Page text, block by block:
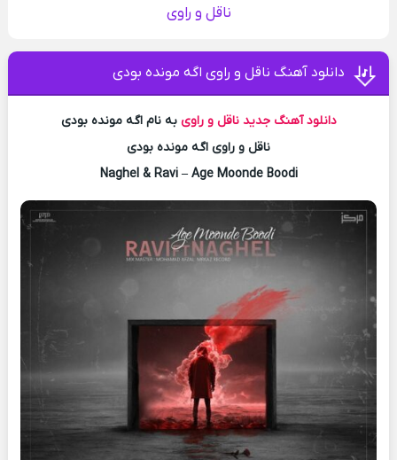
ناقل و راوی
دانلود آهنگ ناقل و راوی اگه مونده بودی
دانلود آهنگ جدید ناقل و راوی به نام اگه مونده بودی
ناقل و راوی اگه مونده بودی
Naghel & Ravi – Age Moonde Boodi